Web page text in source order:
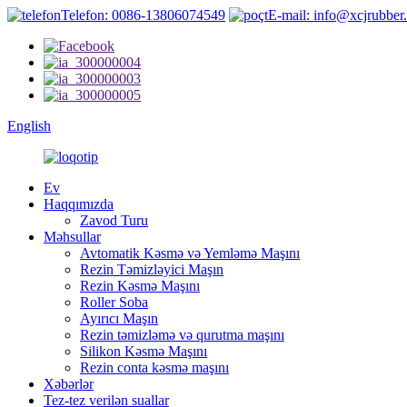
Telefon: 0086-13806074549 E-mail:
English
Ev
Haqqımızda
Zavod Turu
Məhsullar
Avtomatik Kəsmə və Yemləmə Maşını
Rezin Təmizləyici Maşın
Rezin Kəsmə Maşını
Roller Soba
Ayırıcı Maşın
Rezin təmizləmə və qurutma maşını
Silikon Kəsmə Maşını
Rezin conta kəsmə maşını
Xəbərlər
Tez-tez verilən suallar